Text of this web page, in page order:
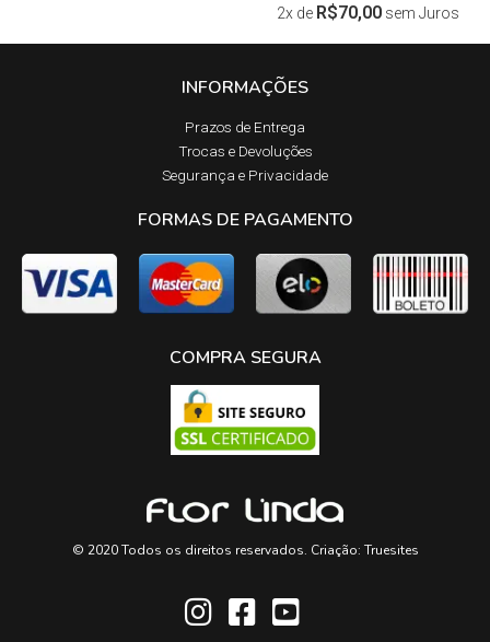
2x de R$70,00 sem Juros
INFORMAÇÕES
Prazos de Entrega​
Trocas e Devoluções​
Segurança e Privacidade
FORMAS DE PAGAMENTO
COMPRA SEGURA
© 2020 Todos os direitos reservados. Criação: Truesites